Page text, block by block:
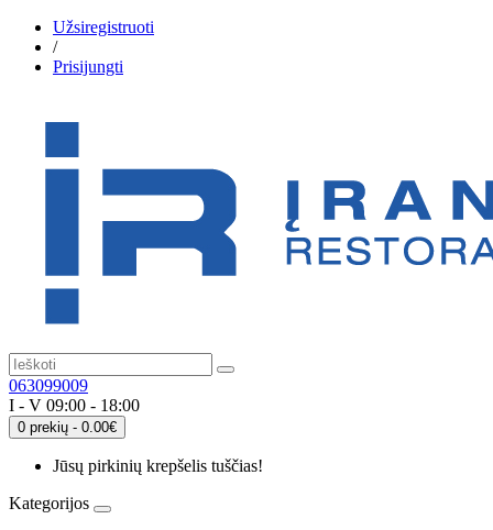
Užsiregistruoti
/
Prisijungti
063099009
I - V 09:00 - 18:00
0 prekių - 0.00€
Jūsų pirkinių krepšelis tuščias!
Kategorijos